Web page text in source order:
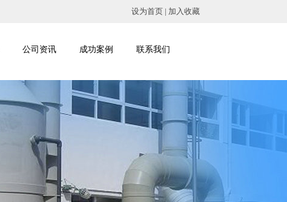
设为首页 | 加入收藏
公司资讯 成功案例 联系我们